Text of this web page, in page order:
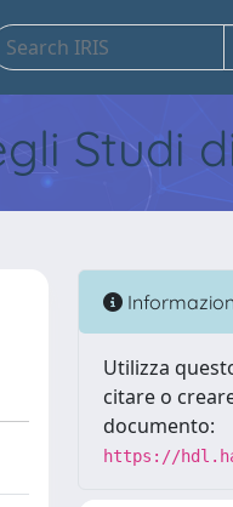
Studi
Utilizza
citare o
documento:
https://